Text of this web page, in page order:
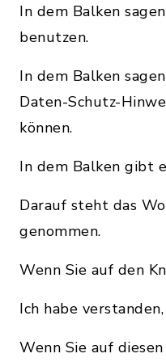
In dem Balken
benutzen.
In dem Balken
Daten-Schutz-
können.
In dem Balken gibt
Darauf steht das
genommen.
Wenn Sie auf den
Ich habe
Wenn Sie auf